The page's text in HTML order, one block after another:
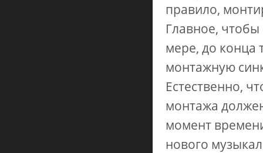
правило,
Главное,
мере, до конца
монтажную
Естественно,
монтажа
момент
нового